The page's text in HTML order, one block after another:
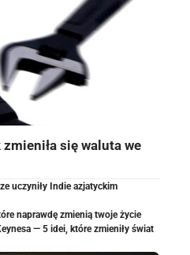
się waluta we
uczyniły Indie azjatyckim
naprawdę zmienią twoje życie
— 5 idei, które zmieniły świat